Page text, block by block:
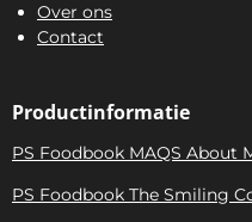
Over ons
Contact
Productinformatie
PS Foodbook MAQS About
PS Foodbook The Smiling